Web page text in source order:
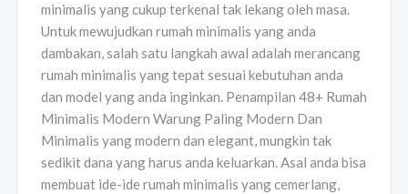
minimalis yang cukup terkenal tak lekang oleh masa.
Untuk mewujudkan rumah minimalis yang anda
dambakan, salah satu langkah awal adalah merancang
rumah minimalis yang tepat sesuai kebutuhan anda
dan model yang anda inginkan. Penampilan 48+ Rumah
Minimalis Modern Warung Paling Modern Dan
Minimalis yang modern dan elegant, mungkin tak
sedikit dana yang harus anda keluarkan. Asal anda bisa
membuat ide-ide rumah minimalis yang cemerlang,